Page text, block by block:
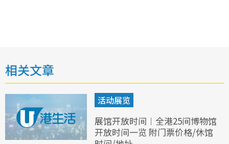
相关文章
活动展览
展馆开放时间︱全港25间博物馆
开放时间一览 附门票价格/休馆